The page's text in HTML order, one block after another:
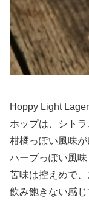
Hoppy Light Lager
ホップは、シトラ
柑橘っぽい風味が
ハーブっぽい風味
苦味は控えめで、
飲み飽きない感じ